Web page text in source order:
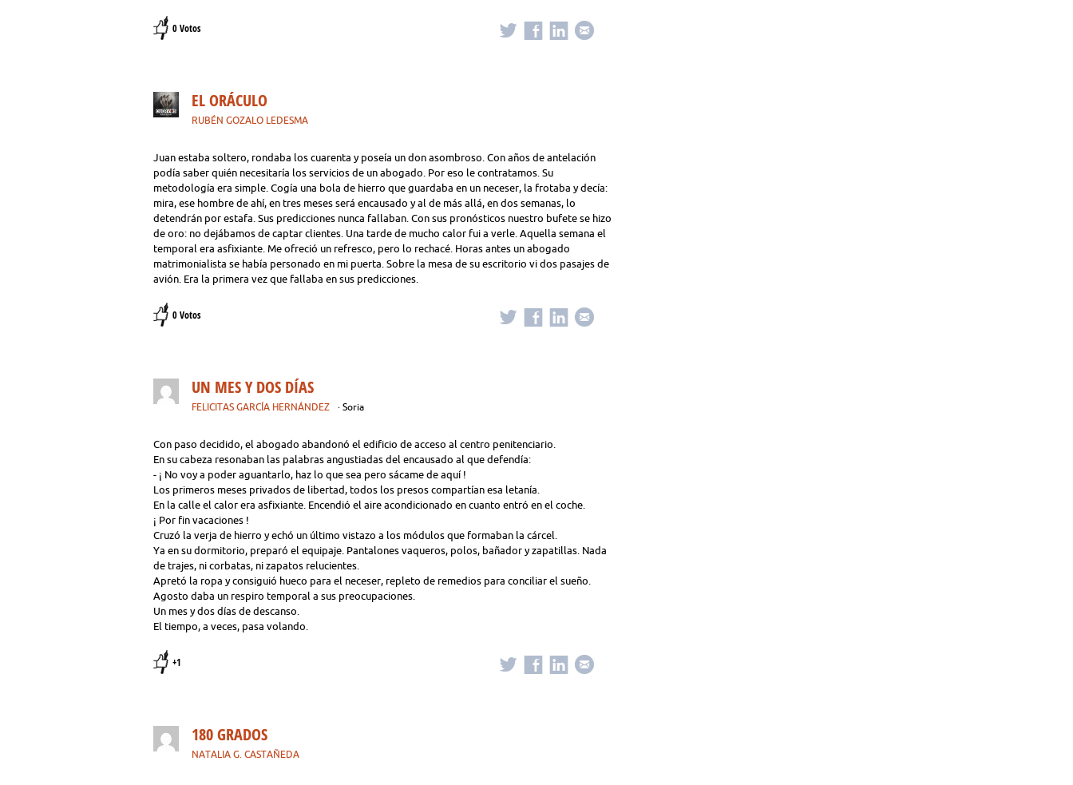
0 Votos
EL ORÁCULO
RUBÉN GOZALO LEDESMA
Juan estaba soltero, rondaba los cuarenta y poseía un don asombroso. Con años de antelación
podía saber quién necesitaría los servicios de un abogado. Por eso le contratamos. Su
metodología era simple. Cogía una bola de hierro que guardaba en un neceser, la frotaba y decía:
mira, ese hombre de ahí, en tres meses será encausado y al de más allá, en dos semanas, lo
detendrán por estafa. Sus predicciones nunca fallaban. Con sus pronósticos nuestro bufete se hizo
de oro: no dejábamos de captar clientes. Una tarde de mucho calor fui a verle. Aquella semana el
temporal era asfixiante. Me ofreció un refresco, pero lo rechacé. Horas antes un abogado
matrimonialista se había personado en mi puerta. Sobre la mesa de su escritorio vi dos pasajes de
avión. Era la primera vez que fallaba en sus predicciones.
0 Votos
UN MES Y DOS DÍAS
FELICITAS GARCÍA HERNÁNDEZ · Soria
Con paso decidido, el abogado abandonó el edificio de acceso al centro penitenciario.
En su cabeza resonaban las palabras angustiadas del encausado al que defendía:
- ¡ No voy a poder aguantarlo, haz lo que sea pero sácame de aquí !
Los primeros meses privados de libertad, todos los presos compartían esa letanía.
En la calle el calor era asfixiante. Encendió el aire acondicionado en cuanto entró en el coche.
¡ Por fin vacaciones !
Cruzó la verja de hierro y echó un último vistazo a los módulos que formaban la cárcel.
Ya en su dormitorio, preparó el equipaje. Pantalones vaqueros, polos, bañador y zapatillas. Nada
de trajes, ni corbatas, ni zapatos relucientes.
Apretó la ropa y consiguió hueco para el neceser, repleto de remedios para conciliar el sueño.
Agosto daba un respiro temporal a sus preocupaciones.
Un mes y dos días de descanso.
El tiempo, a veces, pasa volando.
+1
180 GRADOS
NATALIA G. CASTAÑEDA